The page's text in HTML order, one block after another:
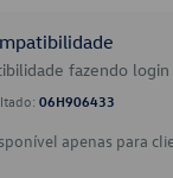
fazendo
06H906433
apenas para